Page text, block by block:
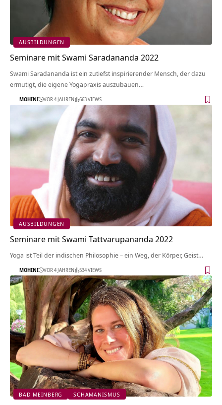
AUSBILDUNGEN
Seminare mit Swami Saradananda 2022
Swami Saradananda ist ein zutiefst inspirierender Mensch, der dazu
ermutigt, die eigene Yogapraxis auszubauen…
MOHINI VOR 4 JAHREN 663 VIEWS
AUSBILDUNGEN
Seminare mit Swami Tattvarupananda 2022
Yoga ist Teil der indischen Philosophie – ein Weg, der Körper, Geist…
MOHINI VOR 4 JAHREN 534 VIEWS
BAD MEINBERG SCHAMANISMUS